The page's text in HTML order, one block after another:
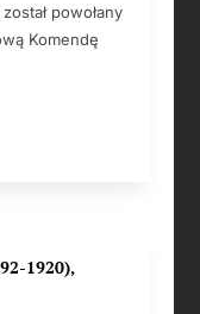
powołany
Komendę
1920),